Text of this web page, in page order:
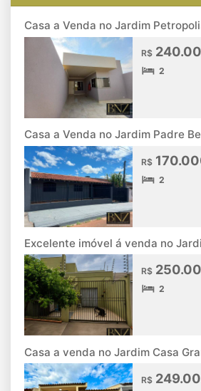
Casa a Venda no Jardim
R$
2
Casa a Venda no Jardim Padre
R$
2
Excelente imóvel á venda no
R$
2
Casa a venda no Jardim Casa
R$